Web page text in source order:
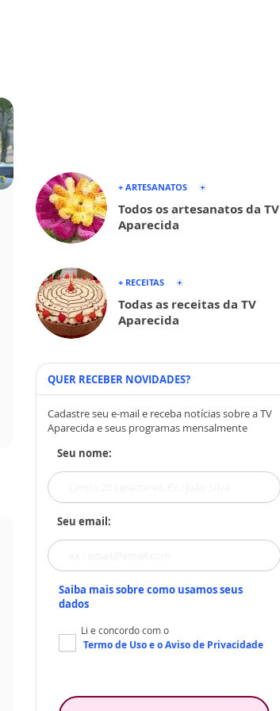
+ ARTESANATOS
Todos os artesanatos da TV
Aparecida
+ RECEITAS
Todas as receitas da TV
Aparecida
QUER RECEBER NOVIDADES?
Cadastre seu e-mail e receba notícias sobre a TV
Aparecida e seus programas mensalmente
Seu nome:
Seu email:
Saiba mais sobre como usamos seus
dados
Li e concordo com o
Termo de Usoe oAviso de Privacidade